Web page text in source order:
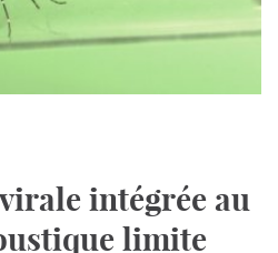
intégrée au
limite